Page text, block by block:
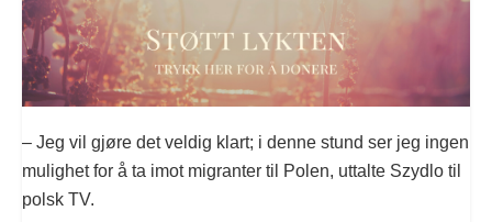
– Jeg vil gjøre det veldig klart; i denne stund ser jeg ingen
mulighet for å ta imot migranter til Polen, uttalte Szydlo til
polsk TV.